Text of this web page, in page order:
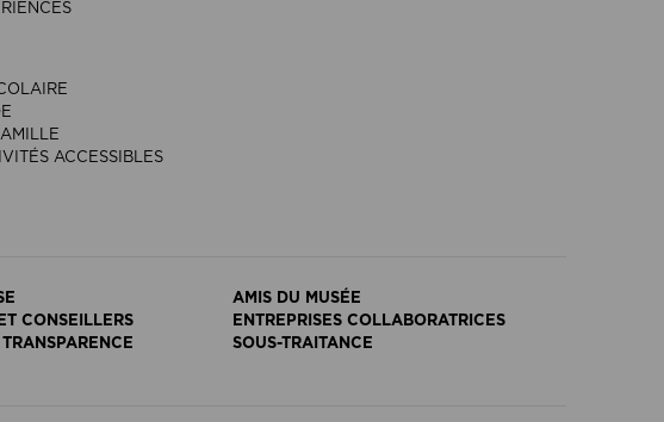
ACCESSIBLES
AMIS DU MUSÉE
CONSEILLERS
ENTREPRISES COLLABORATRICES
SOUS-TRAITANCE